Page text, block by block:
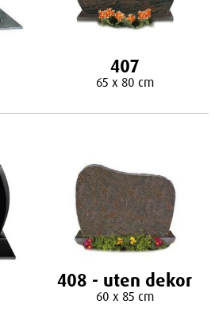
407
65 x 80 cm
408 - uten dekor
60 x 85 cm